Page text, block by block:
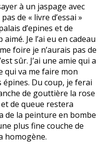
à un jaspage avec
de « livre d’essai »
d’epines et de
Je l’ai eu en cadeau
foire je n’aurais pas de
sûr. J’ai une amie qui a
qui va me faire mon
épines. Du coup, je ferai
de gouttière la rose
de queue restera
de la peinture en bombe
plus fine couche de
homogène.